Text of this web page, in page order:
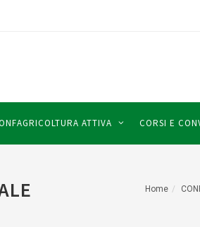
ATTIVA CORSI E
Home